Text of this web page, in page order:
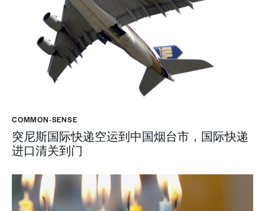
COMMON-SENSE
突尼斯国际快递空运到中国烟台市，国际快递
进口清关到门